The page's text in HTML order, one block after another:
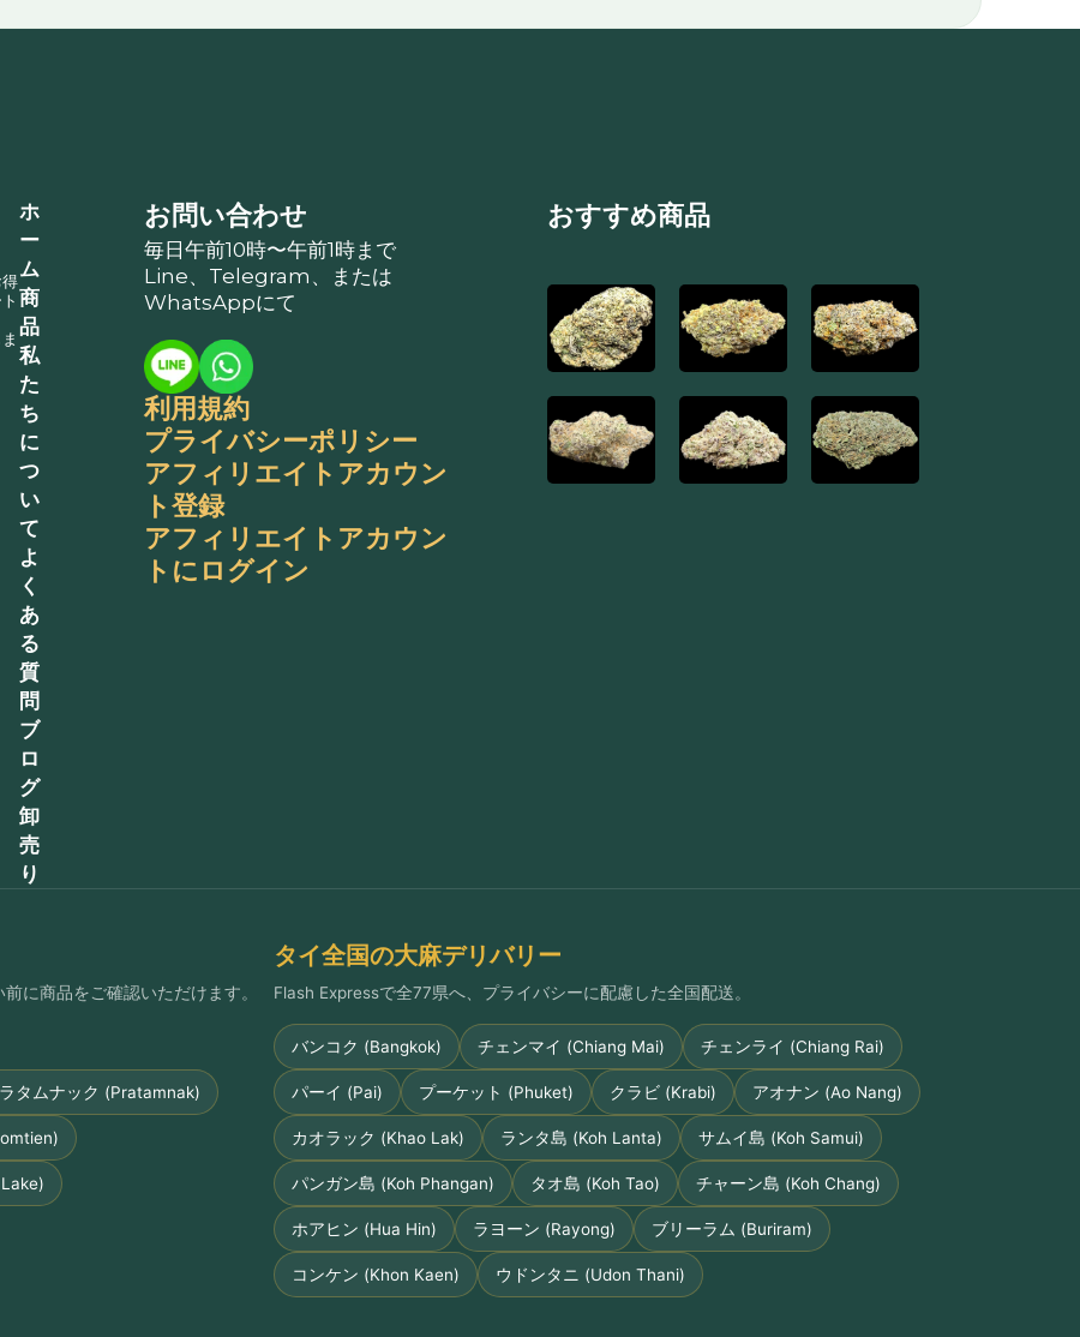
ホ
ー
ム
商
品
私
た
ち
に
つ
い
て
よ
く
あ
る
質
問
ブ
ロ
グ
卸
売
り
お問い合わせ
毎日午前10時〜午前1時まで
Line、Telegram、または
WhatsAppにて
利用規約
プライバシーポリシー
アフィリエイトアカウン
ト登録
アフィリエイトアカウン
トにログイン
おすすめ商品
に商品をご確認いただけます。
タムナック (Pratamnak)
タイ全国の大麻デリバリー
Flash Expressで全77県へ、プライバシーに配慮した全国配送。
バンコク (Bangkok) チェンマイ (Chiang Mai) チェンライ (Chiang Rai)
パーイ (Pai) プーケット (Phuket) クラビ (Krabi) アオナン (Ao Nang)
カオラック (Khao Lak) ランタ島 (Koh Lanta) サムイ島 (Koh Samui)
パンガン島 (Koh Phangan) タオ島 (Koh Tao) チャーン島 (Koh Chang)
ホアヒン (Hua Hin) ラヨーン (Rayong) ブリーラム (Buriram)
コンケン (Khon Kaen) ウドンタニ (Udon Thani)